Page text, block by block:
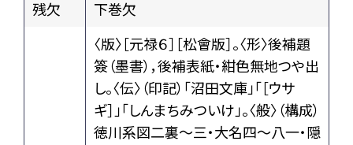
残欠
下巻欠
〈版〉［元禄６］［松會版］。〈形〉後補題
簽（墨書），後補表紙・紺色無地つや出
し。〈伝〉（印記）「沼田文庫」「［ウサ
ギ］」「しんまちみついけ」。〈般〉（構成）
徳川系図二裏～三・大名四～八一・隠